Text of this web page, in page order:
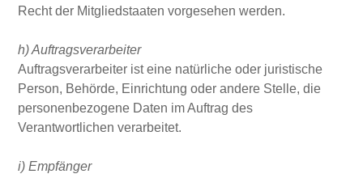
Recht der Mitgliedstaaten vorgesehen werden.
h) Auftragsverarbeiter
Auftragsverarbeiter ist eine natürliche oder juristische
Person, Behörde, Einrichtung oder andere Stelle, die
personenbezogene Daten im Auftrag des
Verantwortlichen verarbeitet.
i) Empfänger